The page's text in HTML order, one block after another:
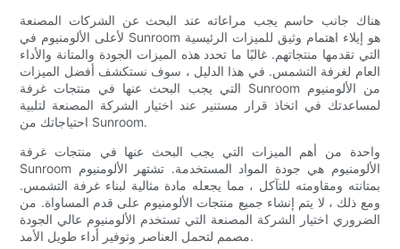
هناك جانب حاسم يجب مراعاته عند البحث عن الشركات المصنعة
لأعلى الألومنيوم في Sunroom هو إيلاء اهتمام وثيق للميزات الرئيسية
التي تقدمها منتجاتهم. غالبًا ما تحدد هذه الميزات الجودة والمتانة والأداء
العام لغرفة التشمس. في هذا الدليل ، سوف نستكشف أفضل الميزات
التي يجب البحث عنها في منتجات غرفة Sunroom من الألومنيوم
لمساعدتك في اتخاذ قرار مستنير عند اختيار الشركة المصنعة لتلبية
احتياجاتك من Sunroom.
واحدة من أهم الميزات التي يجب البحث عنها في منتجات غرفة
Sunroom الألومنيوم هي جودة المواد المستخدمة. تشتهر الألومنيوم
بمتانته ومقاومته للتآكل ، مما يجعله مادة مثالية لبناء غرفة التشمس.
ومع ذلك ، لا يتم إنشاء جميع منتجات الألومنيوم على قدم المساواة. من
الضروري اختيار الشركة المصنعة التي تستخدم الألومنيوم عالي الجودة
مصمم لتحمل العناصر وتوفير أداء طويل الأمد.